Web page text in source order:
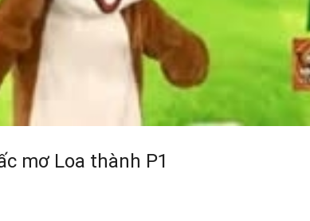
mơ Loa thành P1